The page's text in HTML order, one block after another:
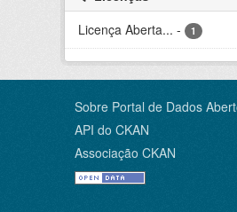
Licença Aberta... - 1
Sobre Portal de Dados
API do CKAN
Associação CKAN